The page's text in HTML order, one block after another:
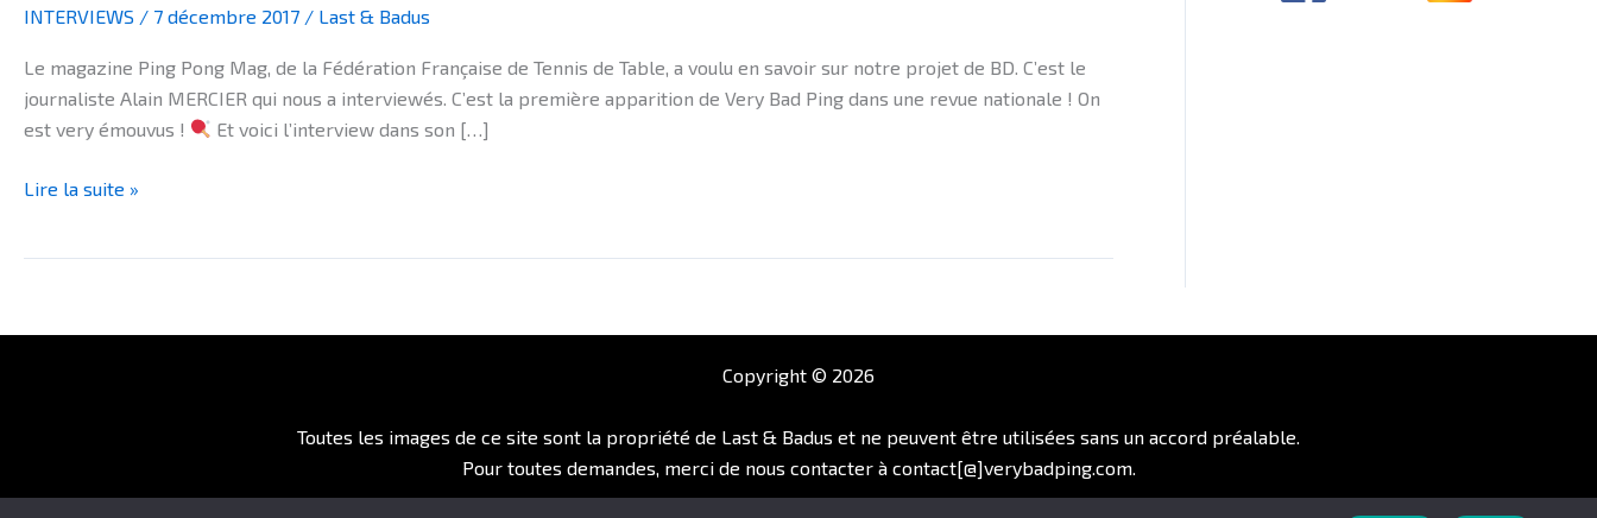
INTERVIEWS / 7 décembre 2017 / Last & Badus
Le magazine Ping Pong Mag, de la Fédération Française de Tennis de Table, a voulu en savoir sur notre projet de BD. C’est le
journaliste Alain MERCIER qui nous a interviewés. C’est la première apparition de Very Bad Ping dans une revue nationale ! On
est very émouvus !
Et voici l’interview dans son […]
Lire la suite »
Copyright © 2026
Toutes les images de ce site sont la propriété de Last & Badus et ne peuvent être utilisées sans un accord préalable.
Pour toutes demandes, merci de nous contacter à contact[@]verybadping.com.